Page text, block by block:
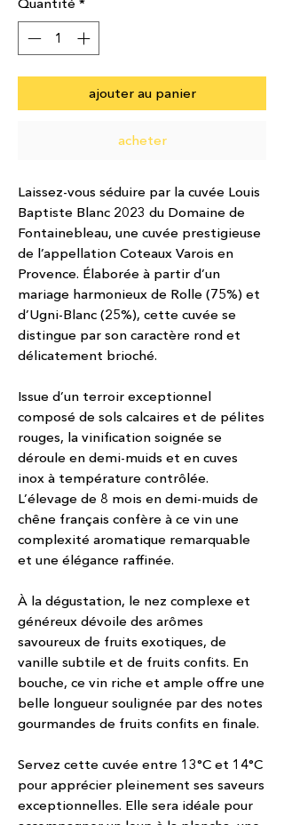
ajouter au panier
acheter
Laissez-vous séduire par la cuvée Louis
Baptiste Blanc 2023 du Domaine de
Fontainebleau, une cuvée prestigieuse
de l’appellation Coteaux Varois en
Provence. Élaborée à partir d’un
mariage harmonieux de Rolle (75%) et
d’Ugni-Blanc (25%), cette cuvée se
distingue par son caractère rond et
délicatement brioché.
Issue d’un terroir exceptionnel
composé de sols calcaires et de pélites
rouges, la vinification soignée se
déroule en demi-muids et en cuves
inox à température contrôlée.
L’élevage de 8 mois en demi-muids de
chêne français confère à ce vin une
complexité aromatique remarquable
et une élégance raffinée.
À la dégustation, le nez complexe et
généreux dévoile des arômes
savoureux de fruits exotiques, de
vanille subtile et de fruits confits. En
bouche, ce vin riche et ample offre une
belle longueur soulignée par des notes
gourmandes de fruits confits en finale.
Servez cette cuvée entre 13°C et 14°C
pour apprécier pleinement ses saveurs
exceptionnelles. Elle sera idéale pour